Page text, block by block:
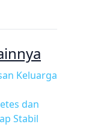
Keluarga
dan
Stabil